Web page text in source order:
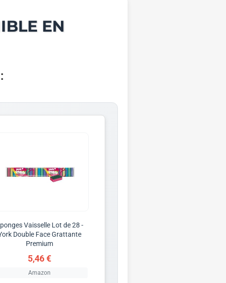
EN
Vaisselle Lot de 28 -
Double Face Grattante
Premium
5,46 €
Amazon